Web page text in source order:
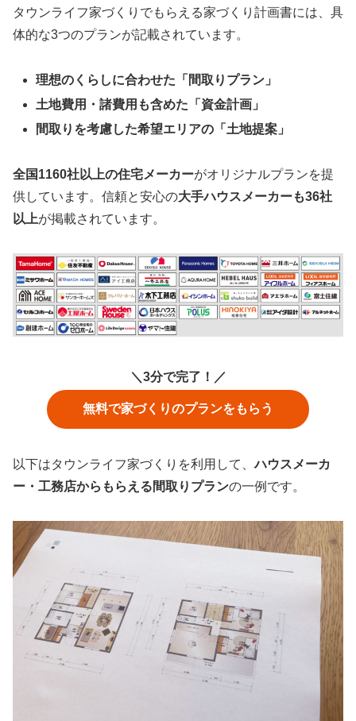
タウンライフ家づくりでもらえる家づくり計画書には、具
体的な3つのプランが記載されています。
理想のくらしに合わせた「間取りプラン」
土地費用・諸費用も含めた「資金計画」
間取りを考慮した希望エリアの「土地提案」
全国1160社以上の住宅メーカーがオリジナルプランを提
供しています。信頼と安心の大手ハウスメーカーも36社
以上が掲載されています。
＼3分で完了！／
無料で家づくりのプランをもらう
以下はタウンライフ家づくりを利用して、ハウスメーカ
ー・工務店からもらえる間取りプランの一例です。